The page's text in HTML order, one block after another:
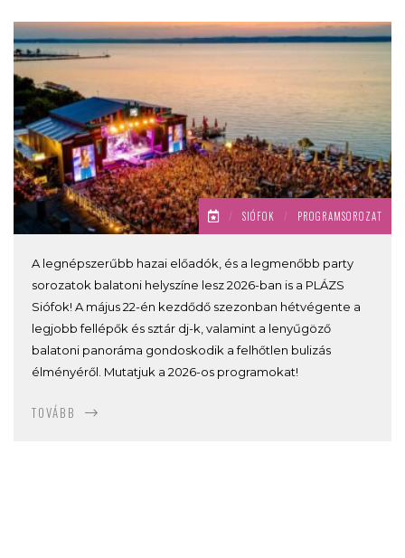
/ SIÓFOK / PROGRAMSOROZAT
A legnépszerűbb hazai előadók, és a legmenőbb party
sorozatok balatoni helyszíne lesz 2026-ban is a PLÁZS
Siófok! A május 22-én kezdődő szezonban hétvégente a
legjobb fellépők és sztár dj-k, valamint a lenyűgöző
balatoni panoráma gondoskodik a felhőtlen bulizás
élményéről. Mutatjuk a 2026-os programokat!
TOVÁBB